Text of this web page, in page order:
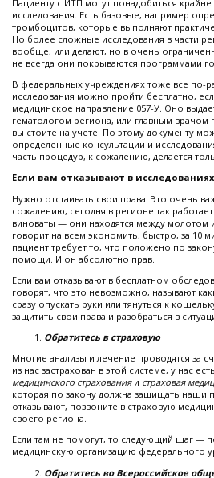
Пациенту с ИТП могут понадобиться
исследования. Есть базовые, например
тромбоцитов, которые выполняют
Но более сложные исследования в части
вообще, или делают, но в очень
не всегда они покрываются программами
В федеральных учреждениях тоже все по-
исследования можно пройти бесплатно,
медицинское направление 057-У. Оно
гематологом региона, или главным врачом
вы стоите на учете. По этому документу
определенные консультации и
часть процедур, к сожалению, делается
Если вам отказывают в исследованиях
Нужно отстаивать свои права. Это очень
сожалению, сегодня в регионе так
виноваты — они находятся между молотом
говорит на всем экономить, быстро, за 10
пациент требует то, что положено по
помощи. И он абсолютно прав.
Если вам отказывают в бесплатном
говорят, что это невозможно, называют
сразу опускать руки или тянуться к
защитить свои права и разобраться в
Обратитесь в страховую
Многие анализы и лечение проводятся за
из нас застрахован в этой системе, у нас есть
медицинского страхованияи страховая
которая по закону должна защищать наши
отказывают, позвоните в страховую
своего региона.
Если там не помогут, то следующий шаг —
медицинскую организацию федерального
Обратитесь во Всероссийское